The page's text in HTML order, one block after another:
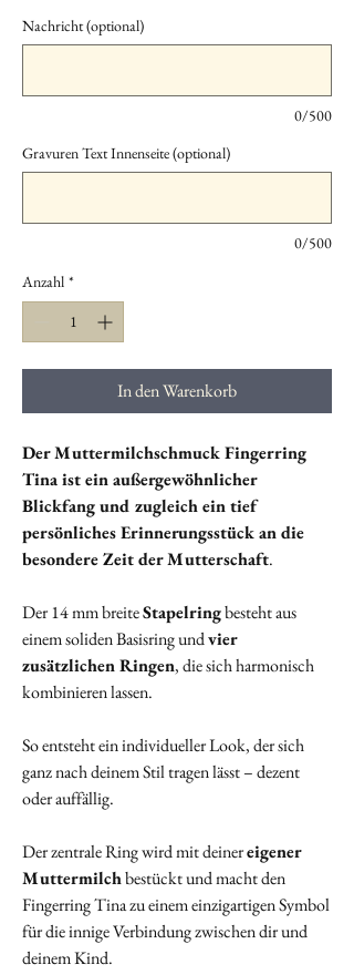
Nachricht (optional)
0/500
Gravuren Text Innenseite (optional)
0/500
Anzahl *
In den Warenkorb
Der Muttermilchschmuck Fingerring
Tina ist ein außergewöhnlicher
Blickfang und zugleich ein tief
persönliches Erinnerungsstück an die
besondere Zeit der Mutterschaft.
Der 14 mm breiteStapelringbesteht aus
einem soliden Basisring undvier
zusätzlichen Ringen, die sich harmonisch
kombinieren lassen.
So entsteht ein individueller Look, der sich
ganz nach deinem Stil tragen lässt – dezent
oder auffällig.
Der zentrale Ring wird mit deinereigener
Muttermilchbestückt und macht den
Fingerring Tina zu einem einzigartigen Symbol
für die innige Verbindung zwischen dir und
deinem Kind.